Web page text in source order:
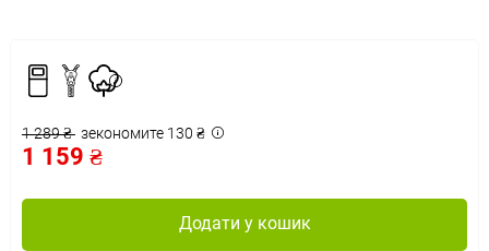
1 289 ₴ зекономите 130 ₴
1 159 ₴
Додати у кошик